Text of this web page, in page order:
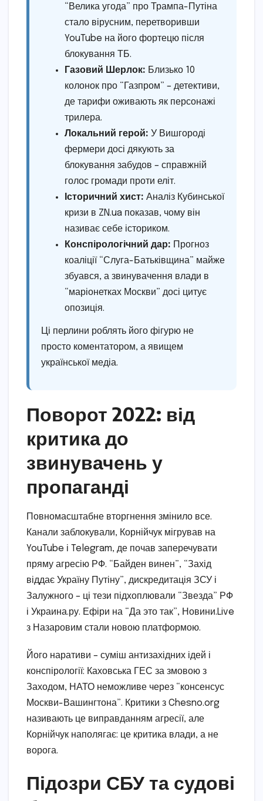
“Велика угода” про Трампа-Путіна
стало вірусним, перетворивши
YouTube на його фортецю після
блокування ТБ.
Газовий Шерлок: Близько 10
колонок про “Газпром” – детективи,
де тарифи оживають як персонажі
трилера.
Локальний герой: У Вишгороді
фермери досі дякують за
блокування забудов – справжній
голос громади проти еліт.
Історичний хист: Аналіз Кубинської
кризи в ZN.ua показав, чому він
називає себе істориком.
Конспірологічний дар: Прогноз
коаліції “Слуга-Батьківщина” майже
збуався, а звинувачення влади в
“маріонетках Москви” досі цитує
опозиція.
Ці перлини роблять його фігурю не
просто коментатором, а явищем
української медіа.
Поворот 2022: від
критика до
звинувачень у
пропаганді
Повномасштабне вторгнення змінило все.
Канали заблокували, Корнійчук мігрував на
YouTube і Telegram, де почав заперечувати
пряму агресію РФ. “Байден винен”, “Захід
віддає Україну Путіну”, дискредитація ЗСУ і
Залужного – ці тези підхоплювали “Звезда” РФ
і Украина.ру. Ефіри на “Да это так”, Новини.Live
з Назаровим стали новою платформою.
Його наративи – суміш антизахідних ідей і
конспірології: Каховська ГЕС за змовою з
Заходом, НАТО неможливе через “консенсус
Москви-Вашингтона”. Критики з Chesno.org
називають це виправданням агресії, але
Корнійчук наполягає: це критика влади, а не
ворога.
Підозри СБУ та судові